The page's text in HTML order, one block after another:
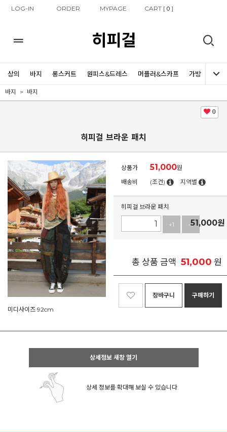
LOG-IN ORDER MYPAGE CART [0 ]
히피걸
상의 바지 롱스커트 원피스&드레스 머플러&스카프 가방 신발
바지 바지
0
히피걸 브라운 패치
미디사이즈 92cm
상품가 51,000원
배송비
(조건) 지역별
히피걸 브라운 패치
+1 -151,000원
총 상품 금액 51,000 원
장바구니 구매하기
상세정보 새창 열기
상세 정보를 확대해 보실 수 있습니다.